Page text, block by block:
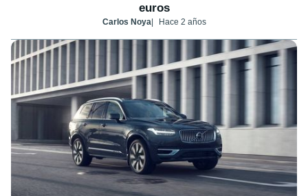
euros
Carlos Noya Hace 2 años